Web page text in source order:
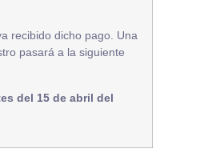
recibido dicho pago. Una
pasará a la siguiente
del 15 de abril del